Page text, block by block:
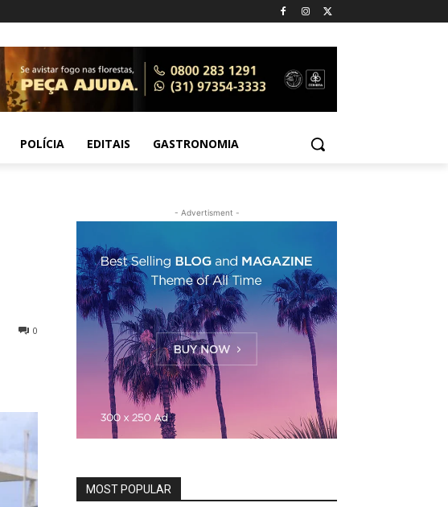
POLÍCIA EDITAIS GASTRONOMIA
0
- Advertisment -
MOST POPULAR